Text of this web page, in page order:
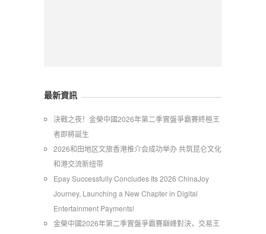
最新資訊
​決戰之夜！金榮中國2026年第二季實盤爭霸賽終極王
者即將誕生
2026和田地区文旅香港推介会成功举办 共筑昆仑文化
和港交流新纽带
Epay Successfully Concludes Its 2026 ChinaJoy
Journey, Launching a New Chapter in Digital
Entertainment Payments!
金榮中國2026年第二季實盤爭霸賽巔峰對決，交易王